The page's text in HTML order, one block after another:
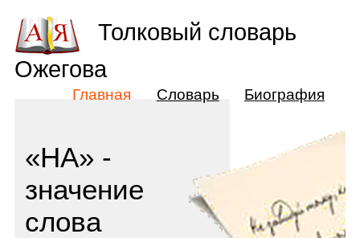
«НА» -
значение
слова
Толковый словарь
Ожегова
Главная Словарь Биография